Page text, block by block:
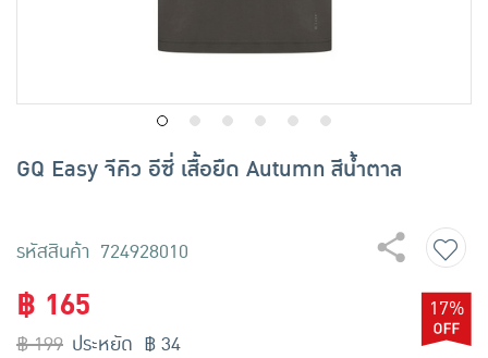
GQ Easy จีคิว อีซี่ เสื้อยืด Autumn สีน้ำตาล
รหัสสินค้า 724928010
฿ 165
฿ 199
17%
ประหยัด ฿ 34